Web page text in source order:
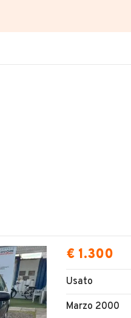
€ 1.300
Usato
Marzo 2000